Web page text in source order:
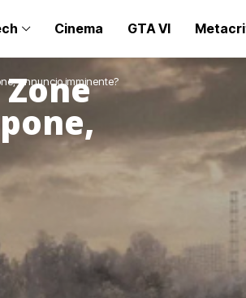
Cinema GTA VI
annuncio imminente?
Zone